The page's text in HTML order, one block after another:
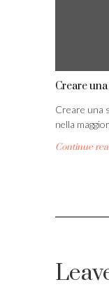
Creare
Creare una
nella
Continue